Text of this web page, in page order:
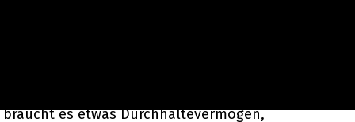
nicht. Damit möchte ich mich nicht
es etwas Durchhaltevermögen,